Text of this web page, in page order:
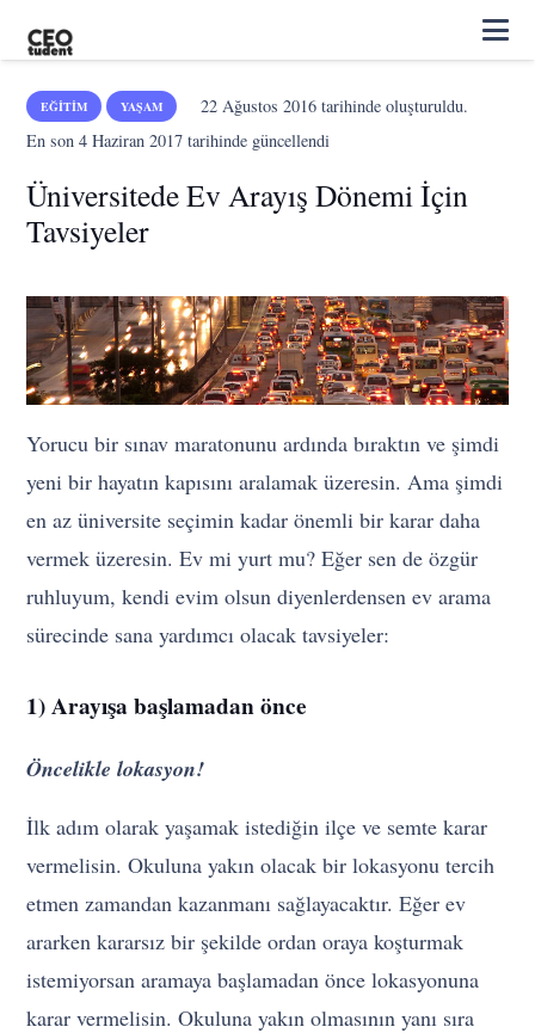
EĞITIM YAŞAM 22 Ağustos 2016tarihinde oluşturuldu.
En son4 Haziran 2017 tarihinde güncellendi
Üniversitede Ev Arayış Dönemi İçin
Tavsiyeler
Yorucu bir sınav maratonunu ardında bıraktın ve şimdi
yeni bir hayatın kapısını aralamak üzeresin. Ama şimdi
en az üniversite seçimin kadar önemli bir karar daha
vermek üzeresin. Ev mi yurt mu? Eğer sen de özgür
ruhluyum, kendi evim olsun diyenlerdensen ev arama
sürecinde sana yardımcı olacak tavsiyeler:
1) Arayışa başlamadan önce
Öncelikle lokasyon!
İlk adım olarak yaşamak istediğin ilçe ve semte karar
vermelisin. Okuluna yakın olacak bir lokasyonu tercih
etmen zamandan kazanmanı sağlayacaktır. Eğer ev
ararken kararsız bir şekilde ordan oraya koşturmak
istemiyorsan aramaya başlamadan önce lokasyonuna
karar vermelisin. Okuluna yakın olmasının yanı sıra